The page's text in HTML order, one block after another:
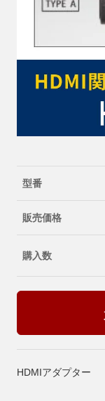
型番
販売価格
購入数
HDMIアダプター